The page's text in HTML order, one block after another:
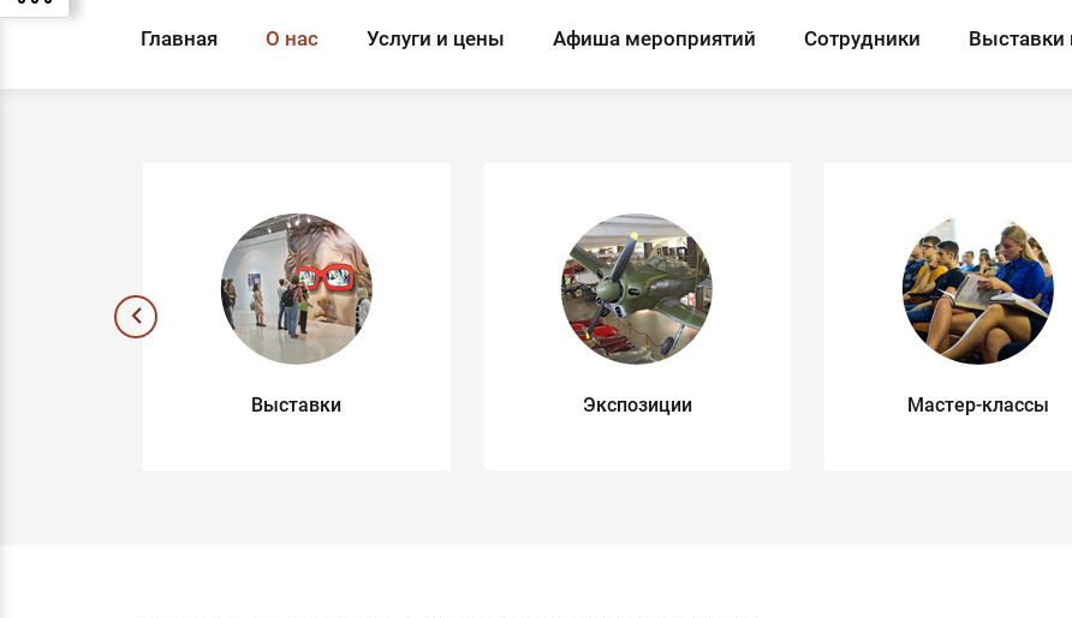
Главная О нас Услуги и цены Афиша мероприятий Сотрудники Выставки
Выставки Экспозиции Мастер-классы